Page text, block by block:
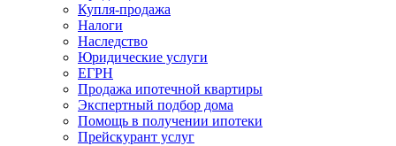
Купля-продажа
Налоги
Наследство
Юридические услуги
ЕГРН
Продажа ипотечной квартиры
Экспертный подбор дома
Помощь в получении ипотеки
Прейскурант услуг